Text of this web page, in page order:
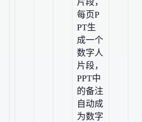
每页P
PT生
成一个
数字人
片段，
PPT中
的备注
自动成
为数字